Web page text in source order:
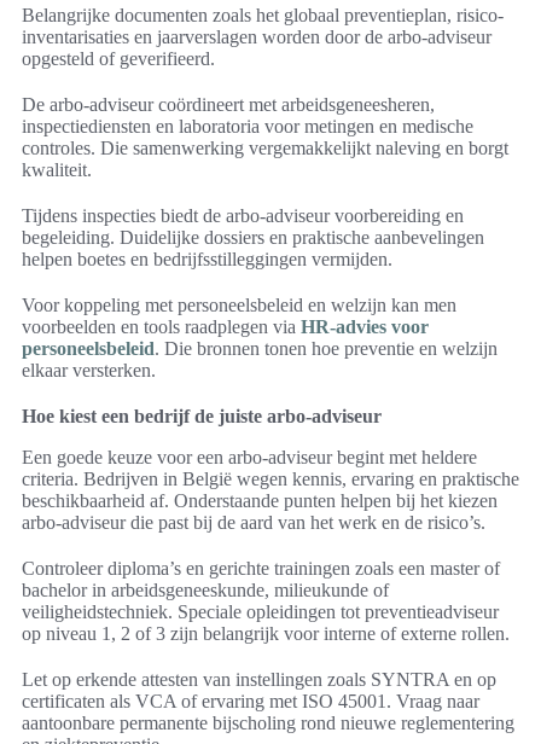
Belangrijke documenten zoals het globaal preventieplan, risico-
inventarisaties en jaarverslagen worden door de arbo-adviseur
opgesteld of geverifieerd.
De arbo-adviseur coördineert met arbeidsgeneesheren,
inspectiediensten en laboratoria voor metingen en medische
controles. Die samenwerking vergemakkelijkt naleving en borgt
kwaliteit.
Tijdens inspecties biedt de arbo-adviseur voorbereiding en
begeleiding. Duidelijke dossiers en praktische aanbevelingen
helpen boetes en bedrijfsstilleggingen vermijden.
Voor koppeling met personeelsbeleid en welzijn kan men
voorbeelden en tools raadplegen via HR-advies voor
personeelsbeleid. Die bronnen tonen hoe preventie en welzijn
elkaar versterken.
Hoe kiest een bedrijf de juiste arbo-adviseur
Een goede keuze voor een arbo-adviseur begint met heldere
criteria. Bedrijven in België wegen kennis, ervaring en praktische
beschikbaarheid af. Onderstaande punten helpen bij het kiezen
arbo-adviseur die past bij de aard van het werk en de risico’s.
Controleer diploma’s en gerichte trainingen zoals een master of
bachelor in arbeidsgeneeskunde, milieukunde of
veiligheidstechniek. Speciale opleidingen tot preventieadviseur
op niveau 1, 2 of 3 zijn belangrijk voor interne of externe rollen.
Let op erkende attesten van instellingen zoals SYNTRA en op
certificaten als VCA of ervaring met ISO 45001. Vraag naar
aantoonbare permanente bijscholing rond nieuwe reglementering